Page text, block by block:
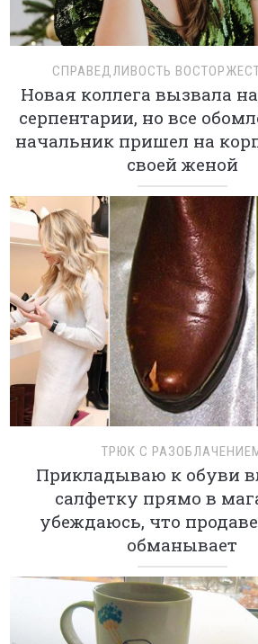
СПРАВЕДЛИВОСТЬ
Новая коллега вызвала
серпентарии, но все
начальник пришел на
своей женой
ТРЮК С
Прикладываю к обуви
салфетку прямо в
убеждаюсь, что
обманывает